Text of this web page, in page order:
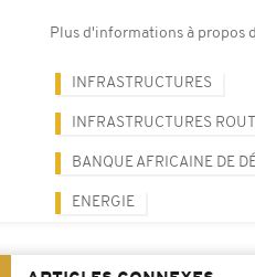
Plus d'informations à propos
INFRASTRUCTURES
INFRASTRUCTURES
BANQUE AFRICAINE DE
ENERGIE